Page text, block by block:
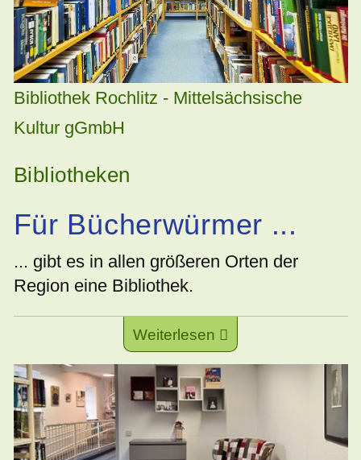
Bibliothek Rochlitz - Mittelsächsische
Kultur gGmbH
Bibliotheken
Für Bücherwürmer ...
... gibt es in allen größeren Orten der
Region eine Bibliothek.
Weiterlesen